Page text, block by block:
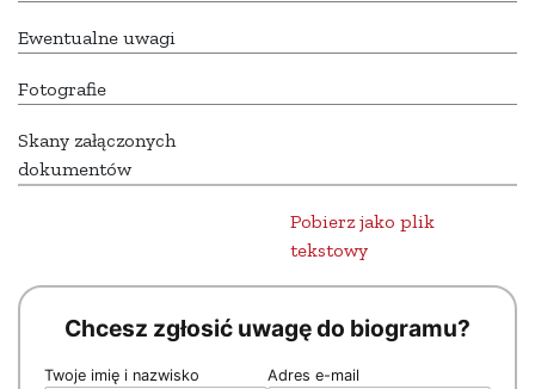
Ewentualne uwagi
Fotografie
Skany załączonych
dokumentów
Pobierz jako plik
tekstowy
Chcesz zgłosić uwagę do biogramu?
Twoje imię i nazwisko Adres e-mail